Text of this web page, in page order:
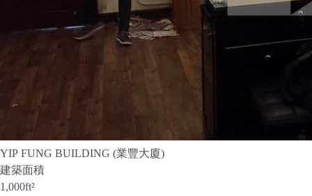
YIP FUNG BUILDING (業豐大廈)
建築面積
1,000ft²